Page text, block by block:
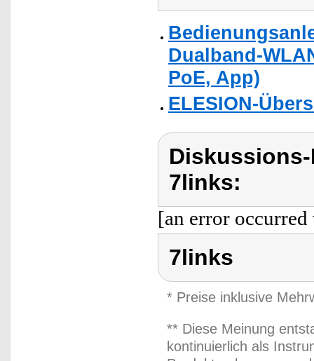
Dualband-
PoE, App)
ELESION-
7links:
[an error
7links
* Preise inklusive
** Diese Meinung
kontinuierlich als